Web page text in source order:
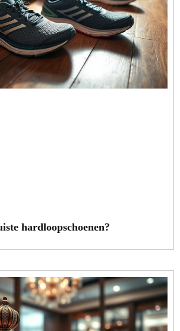
hardloopschoenen?